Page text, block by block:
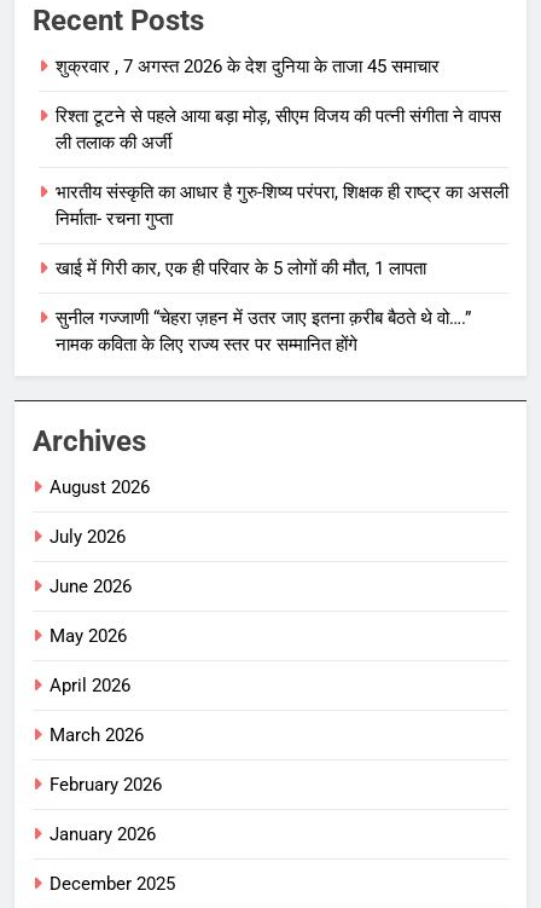
Recent Posts
शुक्रवार , 7 अगस्त 2026 के देश दुनिया के ताजा 45 समाचार
रिश्ता टूटने से पहले आया बड़ा मोड़, सीएम विजय की पत्नी संगीता ने वापस
ली तलाक की अर्जी
भारतीय संस्कृति का आधार है गुरु-शिष्य परंपरा, शिक्षक ही राष्ट्र का असली
निर्माता- रचना गुप्ता
खाई में गिरी कार, एक ही परिवार के 5 लोगों की मौत, 1 लापता
सुनील गज्जाणी “चेहरा ज़हन में उतर जाए इतना क़रीब बैठते थे वो….”
नामक कविता के लिए राज्य स्तर पर सम्मानित होंगे
Archives
August 2026
July 2026
June 2026
May 2026
April 2026
March 2026
February 2026
January 2026
December 2025